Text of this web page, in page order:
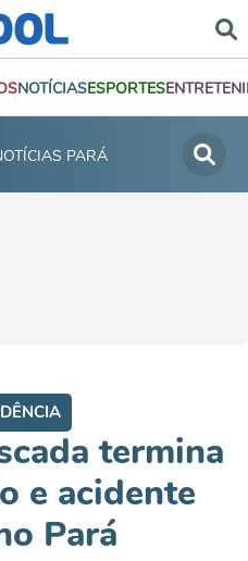
NOTÍCIASESPORTES
PARÁ
termina
e acidente
Pará